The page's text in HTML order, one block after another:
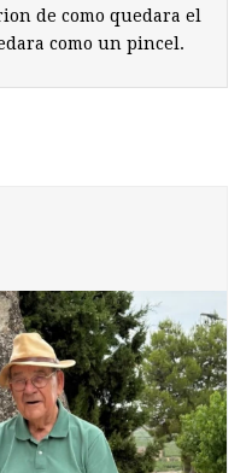
de como quedara el
como un pincel.